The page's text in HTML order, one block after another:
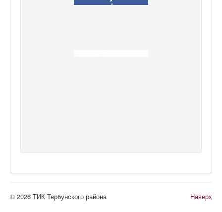
Наверх
© 2026 ТИК Тербунского района